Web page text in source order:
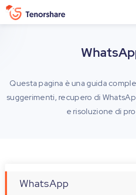
Questa pagina è una guida
suggerimenti, recupero di
e risoluzione di
WhatsApp